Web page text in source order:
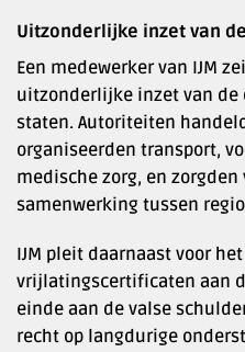
Uitzonderlijke inzet van
Een medewerker van IJM
uitzonderlijke inzet van de
staten. Autoriteiten
organiseerden transport,
medische zorg, en zorgden
samenwerking tussen
IJM pleit daarnaast voor
vrijlatingscertificaten aan
einde aan de valse
recht op langdurige